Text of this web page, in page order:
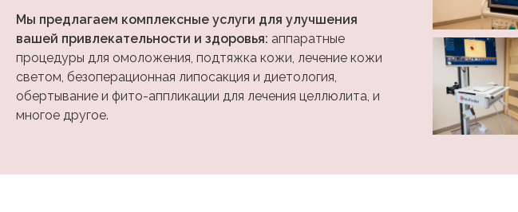
Мы предлагаем комплексные услуги для улучшения
вашей привлекательности и здоровья: аппаратные
процедуры для омоложения, подтяжка кожи, лечение кожи
светом, безоперационная липосакция и диетология,
обертывание и фито-аппликации для лечения целлюлита, и
многое другое.